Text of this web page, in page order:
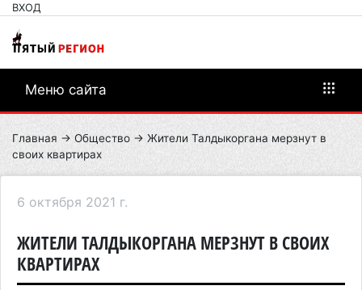
ВХОД
Меню сайта
Главная → Общество → Жители Талдыкоргана мерзнут в
своих квартирах
6 октября 2021 г.
ЖИТЕЛИ ТАЛДЫКОРГАНА МЕРЗНУТ В СВОИХ
КВАРТИРАХ